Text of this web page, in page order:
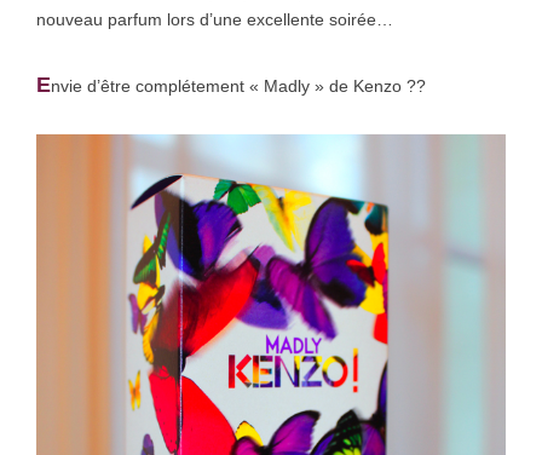
nouveau parfum lors d’une excellente soirée…
Envie d’être complétement « Madly » de Kenzo ??